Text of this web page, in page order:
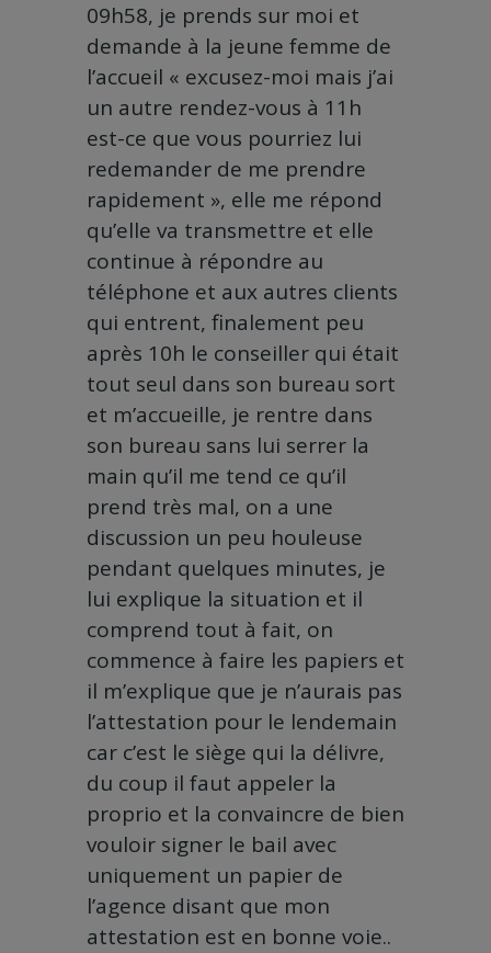
09h58, je prends sur moi et
demande à la jeune femme de
l’accueil « excusez-moi mais j’ai
un autre rendez-vous à 11h
est-ce que vous pourriez lui
redemander de me prendre
rapidement », elle me répond
qu’elle va transmettre et elle
continue à répondre au
téléphone et aux autres clients
qui entrent, finalement peu
après 10h le conseiller qui était
tout seul dans son bureau sort
et m’accueille, je rentre dans
son bureau sans lui serrer la
main qu’il me tend ce qu’il
prend très mal, on a une
discussion un peu houleuse
pendant quelques minutes, je
lui explique la situation et il
comprend tout à fait, on
commence à faire les papiers et
il m’explique que je n’aurais pas
l’attestation pour le lendemain
car c’est le siège qui la délivre,
du coup il faut appeler la
proprio et la convaincre de bien
vouloir signer le bail avec
uniquement un papier de
l’agence disant que mon
attestation est en bonne voie..